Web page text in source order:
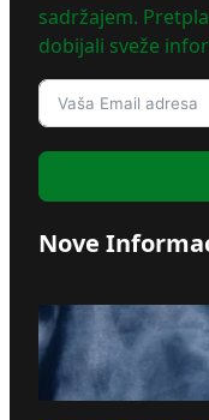
sadržajem.
dobijali sveže
Nove